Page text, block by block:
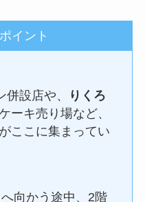
イント
設店や、
りくろ
ーキ売り場など、
がここに集まってい
向かう途中、2階